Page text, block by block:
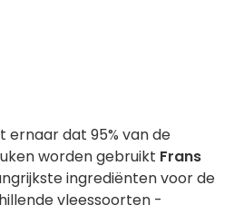
ernaar dat 95% van de
worden gebruikt Frans
ingrediënten voor de
vleessoorten -